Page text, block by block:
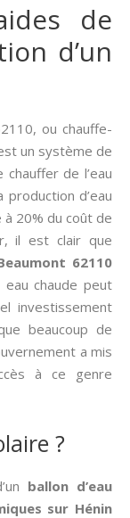
de
d’un
ou chauffe-
un système de
de l’eau
d’eau
20% du coût de
il est clair que
62110
chaude peut
investissement
beaucoup de
a mis
à ce genre
?
ballon d’eau
sur Hénin